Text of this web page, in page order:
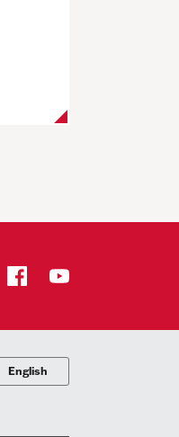
English